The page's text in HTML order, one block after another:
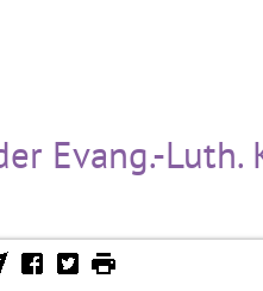
Evang.-Luth.